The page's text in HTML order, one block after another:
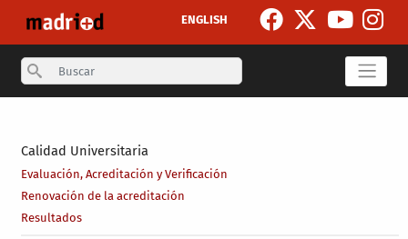
ENGLISH
Search
Calidad Universitaria
Evaluación, Acreditación y Verificación
Renovación de la acreditación
Resultados